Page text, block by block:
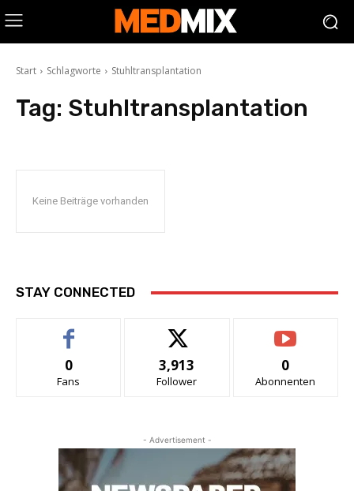
Start Schlagworte Stuhltransplantation
Tag: Stuhltransplantation
Keine Beiträge vorhanden
STAY CONNECTED
0
Fans
3,913
Follower
0
Abonnenten
- Advertisement -